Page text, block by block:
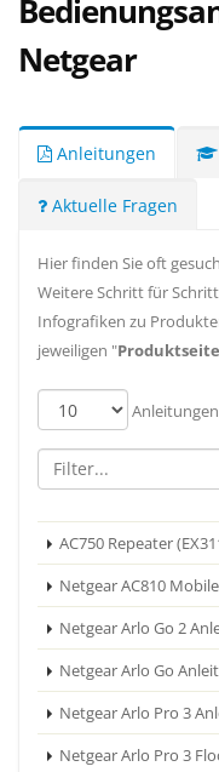
Netgear
Anleitungen
Aktuelle Fragen
Hier finden Sie oft
Weitere Schritt für
Infografiken zu
jeweiligen "Produktseite
AC750 Repeater
Netgear AC810
Netgear Arlo Go 2
Netgear Arlo Go
Netgear Arlo Pro 3
Netgear Arlo Pro 3